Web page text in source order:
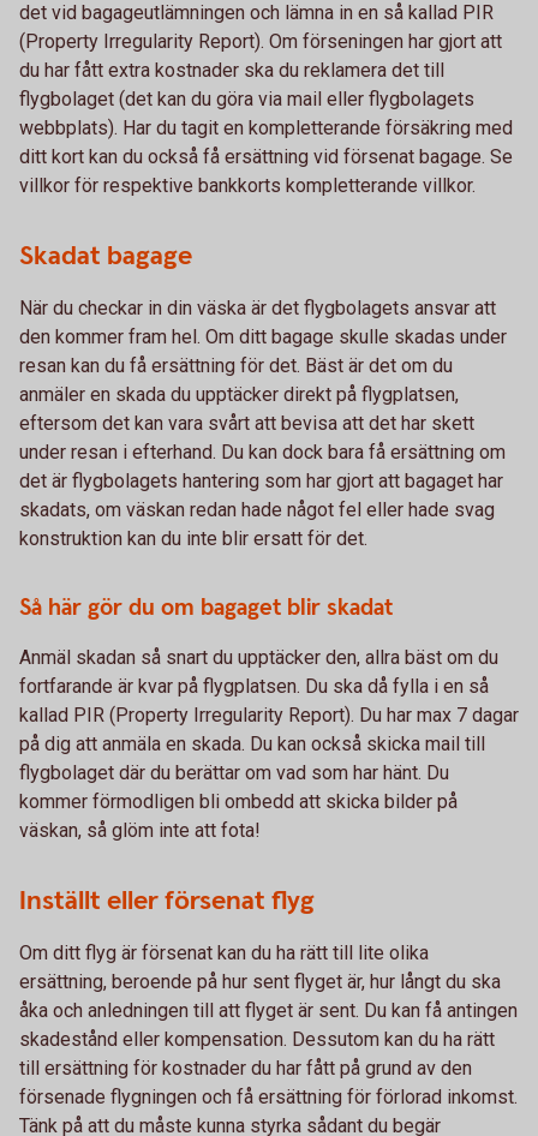
det vid bagageutlämningen och lämna in en så kallad PIR
(Property Irregularity Report). Om förseningen har gjort att
du har fått extra kostnader ska du reklamera det till
flygbolaget (det kan du göra via mail eller flygbolagets
webbplats). Har du tagit en kompletterande försäkring med
ditt kort kan du också få ersättning vid försenat bagage. Se
villkor för respektive bankkorts kompletterande villkor.
Skadat bagage
När du checkar in din väska är det flygbolagets ansvar att
den kommer fram hel. Om ditt bagage skulle skadas under
resan kan du få ersättning för det. Bäst är det om du
anmäler en skada du upptäcker direkt på flygplatsen,
eftersom det kan vara svårt att bevisa att det har skett
under resan i efterhand. Du kan dock bara få ersättning om
det är flygbolagets hantering som har gjort att bagaget har
skadats, om väskan redan hade något fel eller hade svag
konstruktion kan du inte blir ersatt för det.
Så här gör du om bagaget blir skadat
Anmäl skadan så snart du upptäcker den, allra bäst om du
fortfarande är kvar på flygplatsen. Du ska då fylla i en så
kallad PIR (Property Irregularity Report). Du har max 7 dagar
på dig att anmäla en skada. Du kan också skicka mail till
flygbolaget där du berättar om vad som har hänt. Du
kommer förmodligen bli ombedd att skicka bilder på
väskan, så glöm inte att fota!
Inställt eller försenat flyg
Om ditt flyg är försenat kan du ha rätt till lite olika
ersättning, beroende på hur sent flyget är, hur långt du ska
åka och anledningen till att flyget är sent. Du kan få antingen
skadestånd eller kompensation. Dessutom kan du ha rätt
till ersättning för kostnader du har fått på grund av den
försenade flygningen och få ersättning för förlorad inkomst.
Tänk på att du måste kunna styrka sådant du begär